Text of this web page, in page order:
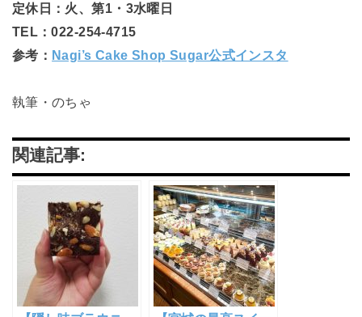
定休日：火、第1・3水曜日
TEL：022-254-4715
参考： Nagi’s Cake Shop Sugar公式インスタ
執筆・のちゃ
関連記事: